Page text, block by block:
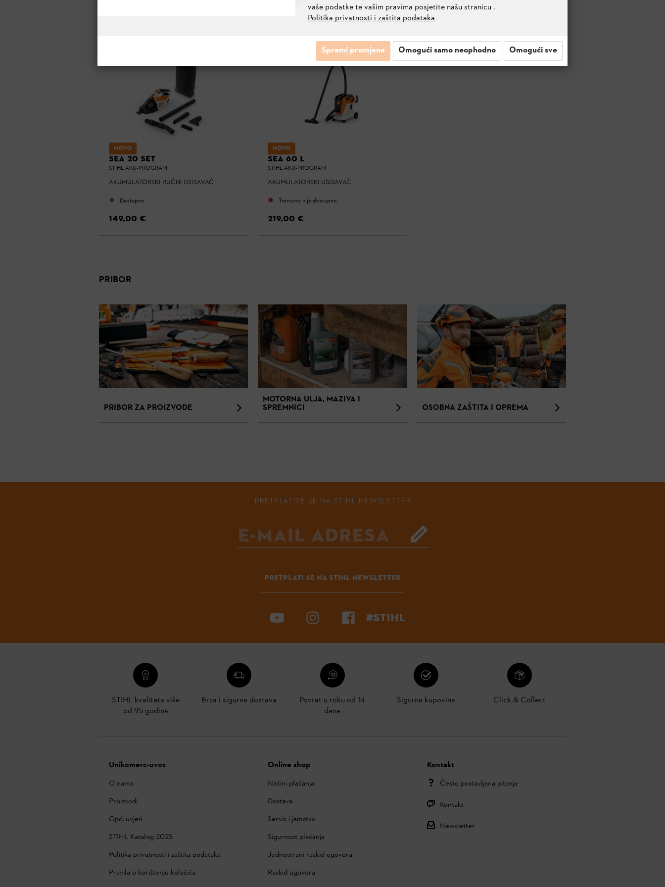
NOVO
SEA 20 SET
STIHL AKU-PROGRAM
AKUMULATORSKI RUČNI USISAVAČ
Dostupno
149,00 €
NOVO
SEA 60 L
STIHL AKU-PROGRAM
AKUMULATORSKI USISAVAČ
Trenutno nije dostupno
219,00 €
PRIBOR
PRIBOR ZA PROIZVODE
MOTORNA ULJA, MAZIVA I
SPREMNICI OSOBNA ZAŠTITA I OPREMA
PRETPLATITE SE NA STIHL NEWSLETTER
PRETPLATI SE NA STIHL NEWSLETTER
#STIHL
STIHL kvaliteta više
od 95 godina
Brza i sigurna dostava
Povrat u roku od 14
dana
Sigurna kupovina Click & Collect
Unikomerc-uvoz
O nama
Proizvodi
Opći uvjeti
STIHL Katalog 2025
Politika privatnosti i zaštita podataka
Pravila o korištenju kolačića
Online shop
Načini plaćanja
Dostava
Servis i jamstvo
Sigurnost plaćanja
Jednostrani raskid ugovora
Raskid ugovora
Kontakt
Često postavljana pitanja
Kontakt
Newsletter
vaše podatke te vašim pravima posjetite našu stranicu
Politika privatnosti i zaštita podataka
.
Spremi promjene Omogući samo neophodno Omogući sve